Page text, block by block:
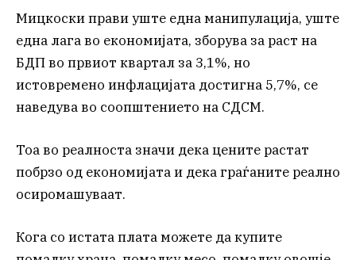
Мицкоски прави уште една манипулација, уште
една лага во економијата, зборува за раст на
БДП во првиот квартал за 3,1%, но
истовремено инфлацијата достигна 5,7%, се
наведува во соопштението на СДСМ.
Тоа во реалноста значи дека цените растат
побрзо од економијата и дека граѓаните реално
осиромашуваат.
Кога со истата плата можете да купите